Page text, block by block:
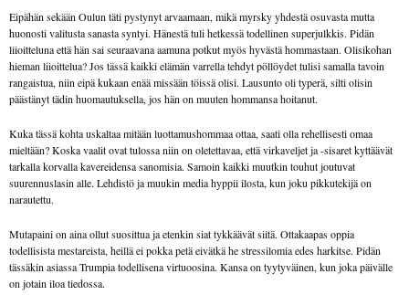
Eipähän sekään Oulun täti pystynyt arvaamaan, mikä myrsky yhdestä osuvasta mutta
huonosti valitusta sanasta syntyi. Hänestä tuli hetkessä todellinen superjulkkis. Pidän
liioitteluna että hän sai seuraavana aamuna potkut myös hyvästä hommastaan. Olisikohan
hieman liioittelua? Jos tässä kaikki elämän varrella tehdyt pöllöydet tulisi samalla tavoin
rangaistua, niin eipä kukaan enää missään töissä olisi. Lausunto oli typerä, silti olisin
päästänyt tädin huomautuksella, jos hän on muuten hommansa hoitanut.
Kuka tässä kohta uskaltaa mitään luottamushommaa ottaa, saati olla rehellisesti omaa
mieltään? Koska vaalit ovat tulossa niin on oletettavaa, että virkaveljet ja -sisaret kyttäävät
tarkalla korvalla kavereidensa sanomisia. Samoin kaikki muutkin touhut joutuvat
suurennuslasin alle. Lehdistö ja muukin media hyppii ilosta, kun joku pikkutekijä on
narautettu.
Mutapaini on aina ollut suosittua ja etenkin siat tykkäävät siitä. Ottakaapas oppia
todellisista mestareista, heillä ei pokka petä eivätkä he stressilomia edes harkitse. Pidän
tässäkin asiassa Trumpia todellisena virtuoosina. Kansa on tyytyväinen, kun joka päivälle
on jotain iloa tiedossa.